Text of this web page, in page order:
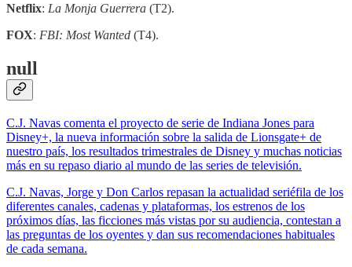
Netflix: La Monja Guerrera (T2).
FOX: FBI: Most Wanted (T4).
null
C.J. Navas comenta el proyecto de serie de Indiana Jones para
Disney+, la nueva información sobre la salida de Lionsgate+ de
nuestro país, los resultados trimestrales de Disney y muchas noticias
más en su repaso diario al mundo de las series de televisión.
C.J. Navas, Jorge y Don Carlos repasan la actualidad seriéfila de los
diferentes canales, cadenas y plataformas, los estrenos de los
próximos días, las ficciones más vistas por su audiencia, contestan a
las preguntas de los oyentes y dan sus recomendaciones habituales
de cada semana.